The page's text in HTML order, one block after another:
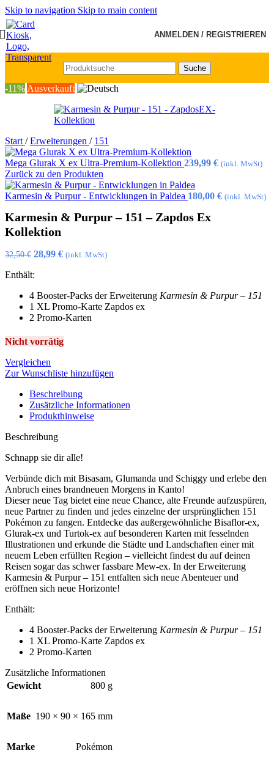
Skip to navigation Skip to main content
ANMELDEN / REGISTRIEREN
Suche
-11% Ausverkauft
Start / Erweiterungen / 151
Mega Glurak X ex Ultra-Premium-Kollektion 239,99 € (inkl. MwSt)
Zurück zu den Produkten
Karmesin & Purpur - Entwicklungen in Paldea 180,00 € (inkl. MwSt)
Karmesin & Purpur – 151 – Zapdos Ex
Kollektion
32,50€ Ursprünglicher
war:
28,99 €Aktueller
(inkl. MwSt)
Enthält:
4 Booster-Packs der Erweiterung Karmesin & Purpur – 151
1 XL Promo-Karte Zapdos ex
2 Promo-Karten
Nicht vorrätig
Vergleichen
Zur Wunschliste hinzufügen
Beschreibung
Zusätzliche Informationen
Produkthinweise
Beschreibung
Schnapp sie dir alle!
Verbünde dich mit Bisasam, Glumanda und Schiggy und erlebe den
Anbruch eines brandneuen Morgens in Kanto!
Dieser neue Tag bietet eine neue Chance, alte Freunde aufzuspüren,
neue Partner zu finden und jedes einzelne der ursprünglichen 151
Pokémon zu fangen. Entdecke das außergewöhnliche Bisaflor-ex,
Glurak-ex und Turtok-ex auf besonderen Karten mit fesselnden
Illustrationen und erkunde die Städte und Landschaften einer mit
neuem Leben erfüllten Region – vielleicht findest du auf deinen
Reisen sogar das schwer fassbare Mew-ex. In der Erweiterung
Karmesin & Purpur – 151 entfalten sich neue Abenteuer und
eröffnen sich neue Horizonte!
Enthält:
4 Booster-Packs der Erweiterung Karmesin & Purpur – 151
1 XL Promo-Karte Zapdos ex
2 Promo-Karten
Zusätzliche Informationen
Gewicht
800 g
Maße 190 × 90 × 165 mm
Marke Pokémon